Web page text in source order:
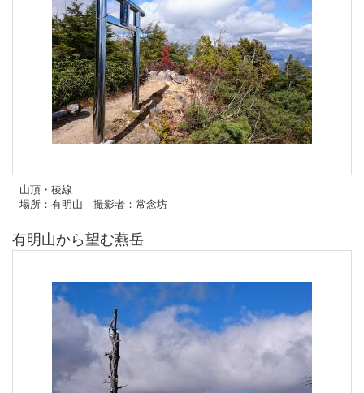
山頂・稜線
場所：有明山 撮影者：常念坊
有明山から望む燕岳